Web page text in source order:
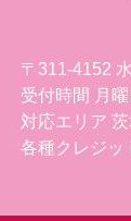
〒311-4152
受付時間 月
対応エリア
各種クレジッ